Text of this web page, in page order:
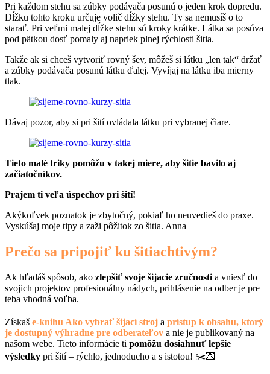
Pri každom stehu sa zúbky podávača posunú o jeden krok dopredu.
Dĺžku tohto kroku určuje volič dĺžky stehu. Ty sa nemusíš o to
starať. Pri veľmi malej dĺžke stehu sú kroky krátke. Látka sa posúva
pod pätkou dosť pomaly aj napriek plnej rýchlosti šitia.
Takže ak si chceš vytvoriť rovný šev, môžeš si látku „len tak“ držať
a zúbky podávača posunú látku ďalej. Vyvíjaj na látku iba mierny
tlak.
Dávaj pozor, aby si pri šití ovládala látku pri vybranej čiare.
Tieto malé triky pomôžu v takej miere, aby šitie bavilo aj
začiatočníkov.
Prajem ti veľa úspechov pri šití!
Akýkoľvek poznatok je zbytočný, pokiaľ ho neuvedieš do praxe.
Vyskúšaj moje tipy a zaži pôžitok zo šitia. Anna
Prečo sa pripojiť ku šitiachtivým?
Ak hľadáš spôsob, ako zlepšiť svoje šijacie zručnosti a vniesť do
svojich projektov profesionálny nádych, prihlásenie na odber je pre
teba vhodná voľba.
Získaš e-knihu Ako vybrať šijací stroj a prístup k obsahu, ktorý
je dostupný výhradne pre odberateľov a nie je publikovaný na
našom webe. Tieto informácie ti pomôžu dosiahnuť lepšie
výsledky pri šití – rýchlo, jednoducho a s istotou! ✂️💌